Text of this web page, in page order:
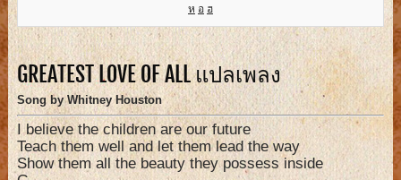
ห อ ฮ
GREATEST LOVE OF ALL แปลเพลง
Song by Whitney Houston
I believe the children are our future
Teach them well and let them lead the way
Show them all the beauty they possess inside